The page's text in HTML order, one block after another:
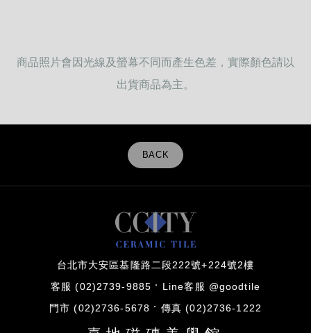
商品照片會因光線及螢幕不同而產生色差，實際顏色請以
出貨商品為主。
BACK
台北市大安區基隆路二段222號+224號2樓
客服 (02)2739-9885 Line客服 @goodtile
門市 (02)2736-5678 傳真 (02)2736-1222